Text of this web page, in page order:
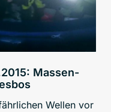
Massen-
Wellen vor